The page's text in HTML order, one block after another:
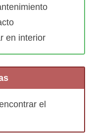
en interior
el